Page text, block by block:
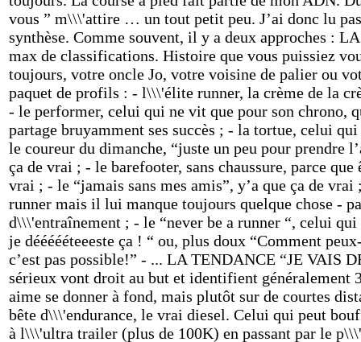
vous ” m\\\'attire … un tout petit peu. J’ai donc lu
synthèse. Comme souvent, il y a deux approches :
max de classifications. Histoire que vous puissiez
toujours, votre oncle Jo, votre voisine de palier ou
paquet de profils : - l\\\'élite runner, la crème de la
- le performer, celui qui ne vit que pour son chrono,
partage bruyamment ses succès ; - la tortue, celui
le coureur du dimanche, “juste un peu pour prendre
ça de vrai ; - le barefooter, sans chaussure, parce
vrai ; - le “jamais sans mes amis”, y’a que ça de
runner mais il lui manque toujours quelque chose -
d\\\'entraînement ; - le “never be a runner “, celui
je déééééteeeste ça ! “ ou, plus doux “Comment
c’est pas possible!” - ... LA TENDANCE “JE VAIS
sérieux vont droit au but et identifient
aime se donner à fond, mais plutôt sur de courtes
bête d\\\'endurance, le vrai diesel. Celui qui peut
à l\\\'ultra trailer (plus de 100K) en passant par le